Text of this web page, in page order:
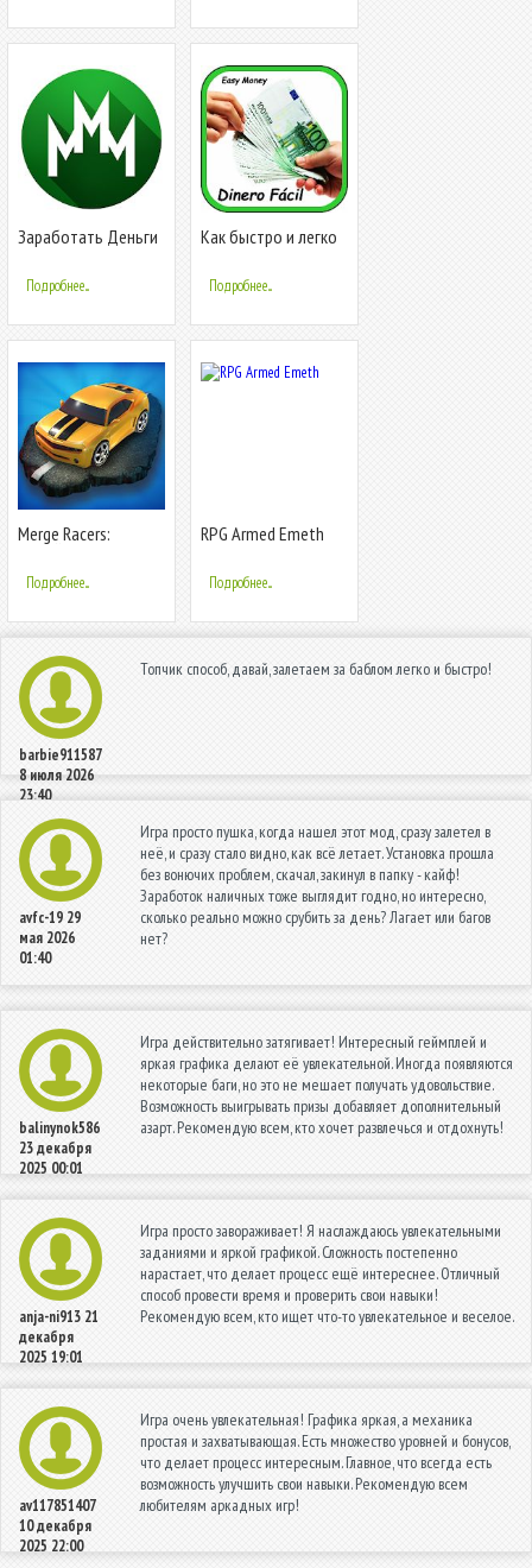
Заработать Деньги
Подробнее...
Как быстро и легко
в Интернете
Подробнее...
Merge Racers:
ЗАРАБОТАТЬ
Подробнее...
RPG Armed Emeth
Подробнее...
barbie911587
8 июля 2026
23:40
Топчик способ, давай, залетаем за баблом легко и быстро!
avfc-19 29
мая 2026
01:40
Игра просто пушка, когда нашел этот мод, сразу залетел в
неё, и сразу стало видно, как всё летает. Установка прошла
без вонючих проблем, скачал, закинул в папку - кайф!
Заработок наличных тоже выглядит годно, но интересно,
сколько реально можно срубить за день? Лагает или багов
нет?
balinynok586
23 декабря
2025 00:01
Игра действительно затягивает! Интересный геймплей и
яркая графика делают её увлекательной. Иногда появляются
некоторые баги, но это не мешает получать удовольствие.
Возможность выигрывать призы добавляет дополнительный
азарт. Рекомендую всем, кто хочет развлечься и отдохнуть!
anja-ni913 21
декабря
2025 19:01
Игра просто завораживает! Я наслаждаюсь увлекательными
заданиями и яркой графикой. Сложность постепенно
нарастает, что делает процесс ещё интереснее. Отличный
способ провести время и проверить свои навыки!
Рекомендую всем, кто ищет что-то увлекательное и веселое.
av117851407
10 декабря
2025 22:00
Игра очень увлекательная! Графика яркая, а механика
простая и захватывающая. Есть множество уровней и бонусов,
что делает процесс интересным. Главное, что всегда есть
возможность улучшить свои навыки. Рекомендую всем
любителям аркадных игр!